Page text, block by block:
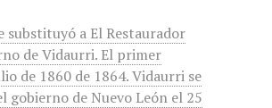
substituyó a El Restaurador
de Vidaurri. El primer
de 1860 de 1864. Vidaurri se
gobierno de Nuevo León el 25